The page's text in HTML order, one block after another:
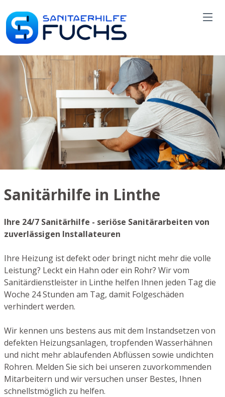
Sanitärhilfe in Linthe
Ihre 24/7 Sanitärhilfe - seriöse Sanitärarbeiten von
zuverlässigen Installateuren
Ihre Heizung ist defekt oder bringt nicht mehr die volle
Leistung? Leckt ein Hahn oder ein Rohr? Wir vom
Sanitärdienstleister in Linthe helfen Ihnen jeden Tag die
Woche 24 Stunden am Tag, damit Folgeschäden
verhindert werden.
Wir kennen uns bestens aus mit dem Instandsetzen von
defekten Heizungsanlagen, tropfenden Wasserhähnen
und nicht mehr ablaufenden Abflüssen sowie undichten
Rohren. Melden Sie sich bei unseren zuvorkommenden
Mitarbeitern und wir versuchen unser Bestes, Ihnen
schnellstmöglich zu helfen.